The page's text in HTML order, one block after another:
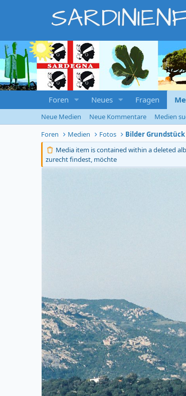
Foren Neues Fragen
Neue Medien Neue Kommentare
Medien
Foren
Medien Fotos
Bilder
Media item is contained within a deleted
zurecht findest, möchte